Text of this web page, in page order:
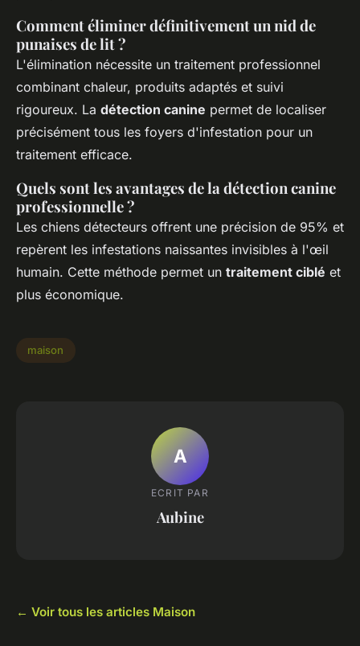
Comment éliminer définitivement un nid de
punaises de lit ?
L'élimination nécessite un traitement professionnel
combinant chaleur, produits adaptés et suivi
rigoureux. La détection canine permet de localiser
précisément tous les foyers d'infestation pour un
traitement efficace.
Quels sont les avantages de la détection canine
professionnelle ?
Les chiens détecteurs offrent une précision de 95% et
repèrent les infestations naissantes invisibles à l'œil
humain. Cette méthode permet un traitement ciblé et
plus économique.
maison
A
ECRIT PAR
Aubine
← Voir tous les articles Maison